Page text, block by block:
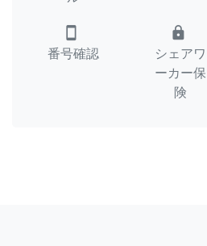
smartphone
番号確認
lock
シェアワ
ーカー保
険